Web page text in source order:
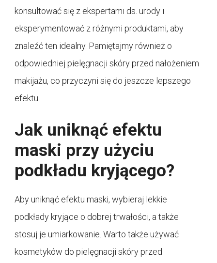
konsultować się z ekspertami ds. urody i
eksperymentować z różnymi produktami, aby
znaleźć ten idealny. Pamiętajmy również o
odpowiedniej pielęgnacji skóry przed nałożeniem
makijażu, co przyczyni się do jeszcze lepszego
efektu.
Jak uniknąć efektu
maski przy użyciu
podkładu kryjącego?
Aby uniknąć efektu maski, wybieraj lekkie
podkłady kryjące o dobrej trwałości, a także
stosuj je umiarkowanie. Warto także używać
kosmetyków do pielęgnacji skóry przed